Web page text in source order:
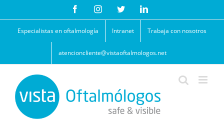
contenido
FacebookInstagramTwitterLinkedIn
Especialistas en oftalmología Intranet Trabaja con nosotros
atencioncliente@vistaoftalmologos.net